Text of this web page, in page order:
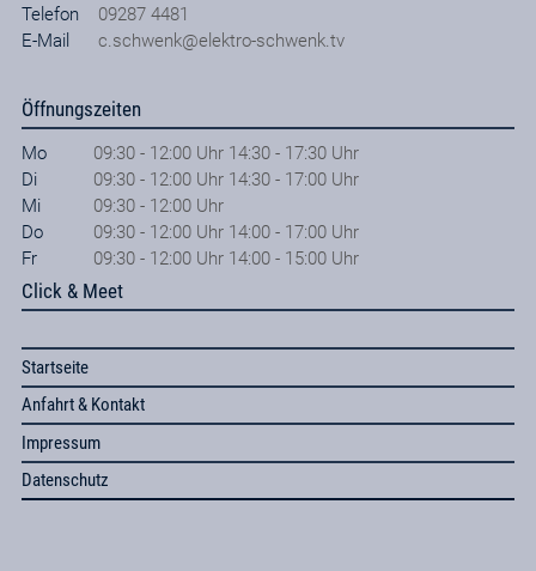
Telefon
09287 4481
E-Mail
c.schwenk@elektro-schwenk.tv
Öffnungszeiten
Mo
09:30 - 12:00 Uhr 14:30 - 17:30 Uhr
Di
09:30 - 12:00 Uhr 14:30 - 17:00 Uhr
Mi
09:30 - 12:00 Uhr
Do
09:30 - 12:00 Uhr 14:00 - 17:00 Uhr
Fr
09:30 - 12:00 Uhr 14:00 - 15:00 Uhr
Click & Meet
Startseite
Anfahrt & Kontakt
Impressum
Datenschutz